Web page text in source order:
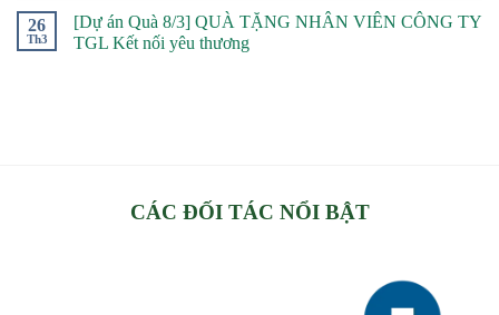
26
Th3
[Dự án Quà 8/3] QUÀ TẶNG NHÂN VIÊN CÔNG TY
TGL Kết nối yêu thương
CÁC ĐỐI TÁC NỔI BẬT